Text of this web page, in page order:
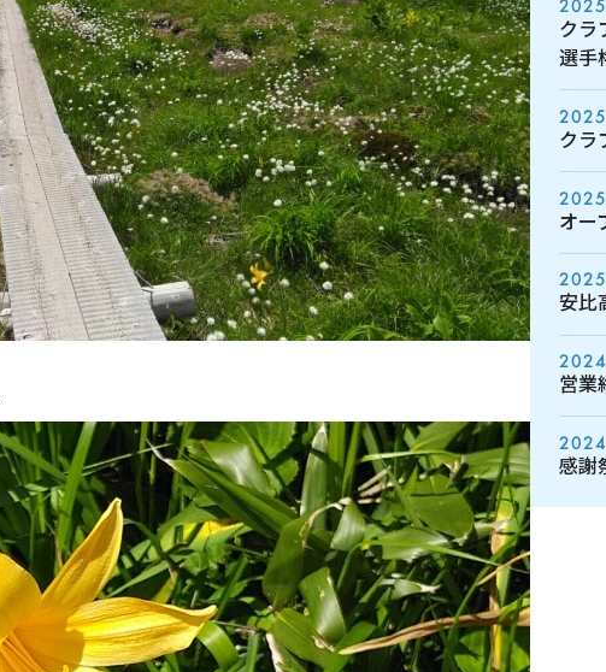
クラ
選手
クラ
オー
安比
営業
感謝